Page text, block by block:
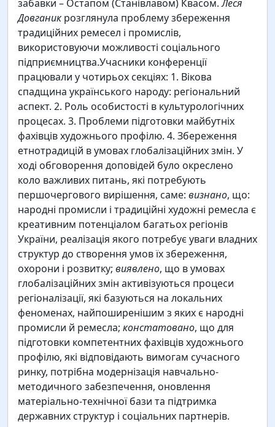
забавки – Остапом (Станівлавом) Квасом.Леся
Довганикрозглянула проблему збереження
традиційних ремесел і промислів,
використовуючи можливості соціального
підприємництва.Учасники конференції
працювали у чотирьох секціях: 1. Вікова
спадщина українського народу: регіональний
аспект. 2. Роль особистості в культурологічних
процесах. 3. Проблеми підготовки майбутніх
фахівців художнього профілю. 4. Збереження
етнотрадицій в умовах глобалізаційних змін. У
ході обговорення доповідей було окреслено
коло важливих питань, які потребують
першочергового вирішення, саме: визнано, що:
народні промисли і традиційні художні ремесла є
креативним потенціалом багатьох регіонів
України, реалізація якого потребує уваги владних
структур до створення умов їх збереження,
охорони і розвитку; виявлено, що в умовах
глобалізаційних змін активізуються процеси
регіоналізації, які базуються на локальних
феноменах, найпоширенішим з яких є народні
промисли й ремесла; констатовано, що для
підготовки компетентних фахівців художнього
профілю, які відповідають вимогам сучасного
ринку, потрібна модернізація навчально-
методичного забезпечення, оновлення
матеріально-технічної бази та підтримка
державних структур і соціальних партнерів.